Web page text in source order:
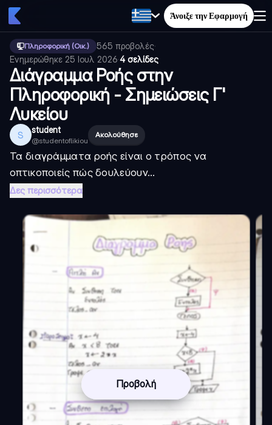
Άνοιξε την Εφαρμογή
Πληροφορική (Οικ.) 565 προβολές·
Ενημερώθηκε 25 Ιουλ 2026·4 σελίδες
Διάγραμμα Ροής στην
Πληροφορική - Σημειώσεις Γ'
Λυκείου
S student
@studentoflikiou
Ακολούθησε
Τα διαγράμματα ροής είναι ο τρόπος να
οπτικοποιείς πώς δουλεύουν...
Δες περισσότερα
Προβολή